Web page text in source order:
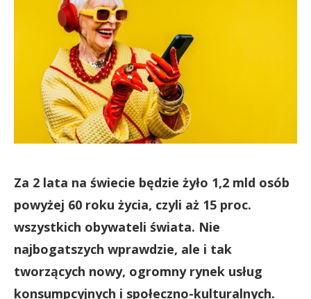
Za 2 lata na świecie będzie żyło 1,2 mld osób
powyżej 60 roku życia, czyli aż 15 proc.
wszystkich obywateli świata. Nie
najbogatszych wprawdzie, ale i tak
tworzących nowy, ogromny rynek usług
konsumpcyjnych i społeczno-kulturalnych.